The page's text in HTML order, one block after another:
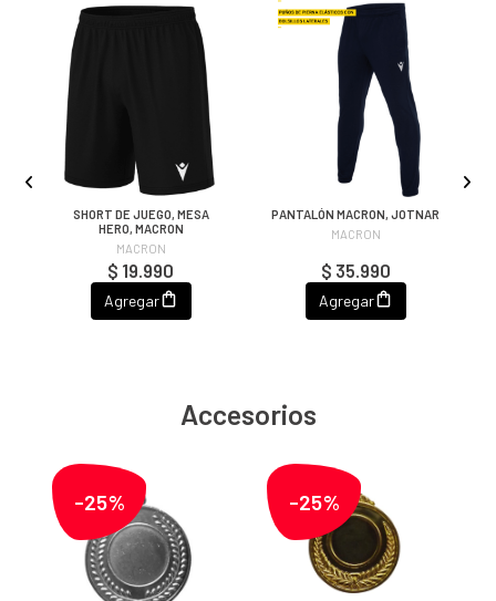
SHORT DE JUEGO, MESA
HERO, MACRON
MACRON
$ 19.990
Agregar
PANTALÓN MACRON, JOTNAR
MACRON
$ 35.990
Agregar
Accesorios
-25% -25%